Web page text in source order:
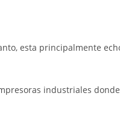
esta principalmente
industriales